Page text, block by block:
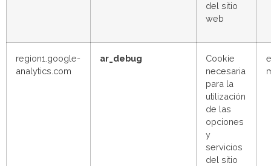
del sitio
web
region1.google-
analytics.com
ar_debug
Cookie
necesaria
para la
utilización
de las
opciones
y
servicios
del sitio